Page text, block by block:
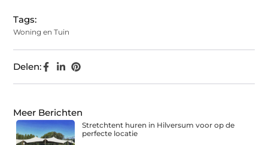
Tags:
Woning en Tuin
Delen:
Meer Berichten
Stretchtent huren in Hilversum voor op de
perfecte locatie